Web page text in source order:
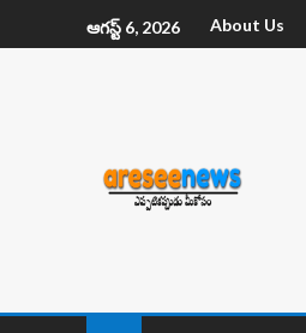
ఆగస్ట్ 6, 2026 About Us